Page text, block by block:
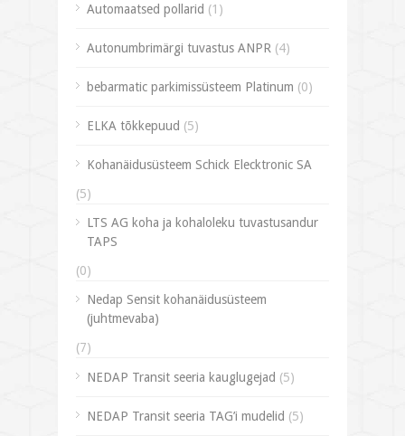
Automaatsed pollarid (1)
Autonumbrimärgi tuvastus ANPR (4)
bebarmatic parkimissüsteem Platinum (0)
ELKA tõkkepuud (5)
Kohanäidusüsteem Schick Elecktronic SA
(5)
LTS AG koha ja kohaloleku tuvastusandur
TAPS
(0)
Nedap Sensit kohanäidusüsteem
(juhtmevaba)
(7)
NEDAP Transit seeria kauglugejad (5)
NEDAP Transit seeria TAG’i mudelid (5)